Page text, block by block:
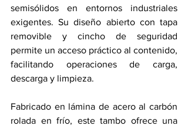
semisólidos en entornos industriales
exigentes. Su diseño abierto con tapa
removible y cincho de seguridad
permite un acceso práctico al contenido,
facilitando operaciones de carga,
descarga y limpieza.
Fabricado en lámina de acero al carbón
rolada en frío, este tambo ofrece una